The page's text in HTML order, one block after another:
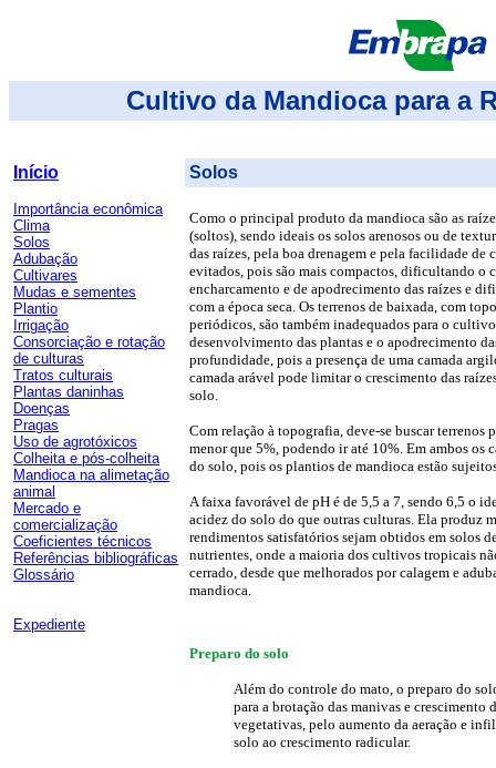
Cultivo da Mandioca para a
Início
Importância econômica
Clima
Solos
Adubação
Cultivares
Mudas e sementes
Plantio
Irrigação
Consorciação e rotação
de culturas
Tratos culturais
Plantas daninhas
Doenças
Pragas
Uso de agrotóxicos
Colheita e pós-colheita
Mandioca na alimetação
animal
Mercado e
comercialização
Coeficientes técnicos
Referências bibliográficas
Glossário
Expediente
Solos
Como o principal produto da mandioca são as
(soltos), sendo ideais os solos arenosos ou de
das raízes, pela boa drenagem e pela facilidade
evitados, pois são mais compactos, dificultando o
encharcamento e de apodrecimento das raízes e
com a época seca. Os terrenos de baixada, com
periódicos, são também inadequados para o
desenvolvimento das plantas e o apodrecimento
profundidade, pois a presença de uma camada
camada arável pode limitar o crescimento das
solo.
Com relação à topografia, deve-se buscar
menor que 5%, podendo ir até 10%. Em ambos os
do solo, pois os plantios de mandioca estão
A faixa favorável de pH é de 5,5 a 7, sendo 6,5 o
acidez do solo do que outras culturas. Ela produz
rendimentos satisfatórios sejam obtidos em solos
nutrientes, onde a maioria dos cultivos tropicais
cerrado, desde que melhorados por calagem e
mandioca.
Preparo do solo
Além do controle do mato, o preparo do
para a brotação das manivas e crescimento
vegetativas, pelo aumento da aeração e
solo ao crescimento radicular.